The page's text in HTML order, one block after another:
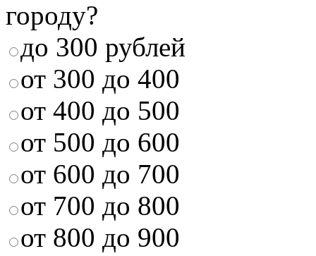
городу?
до 300 рублей
от 300 до 400
от 400 до 500
от 500 до 600
от 600 до 700
от 700 до 800
от 800 до 900